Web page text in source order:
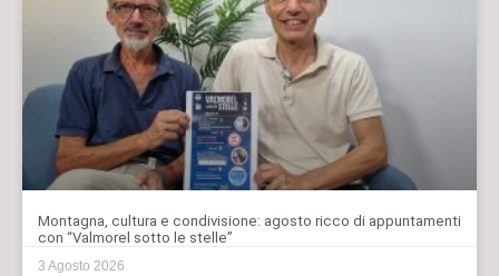
Montagna, cultura e condivisione: agosto ricco di appuntamenti
con “Valmorel sotto le stelle”
3 Agosto 2026